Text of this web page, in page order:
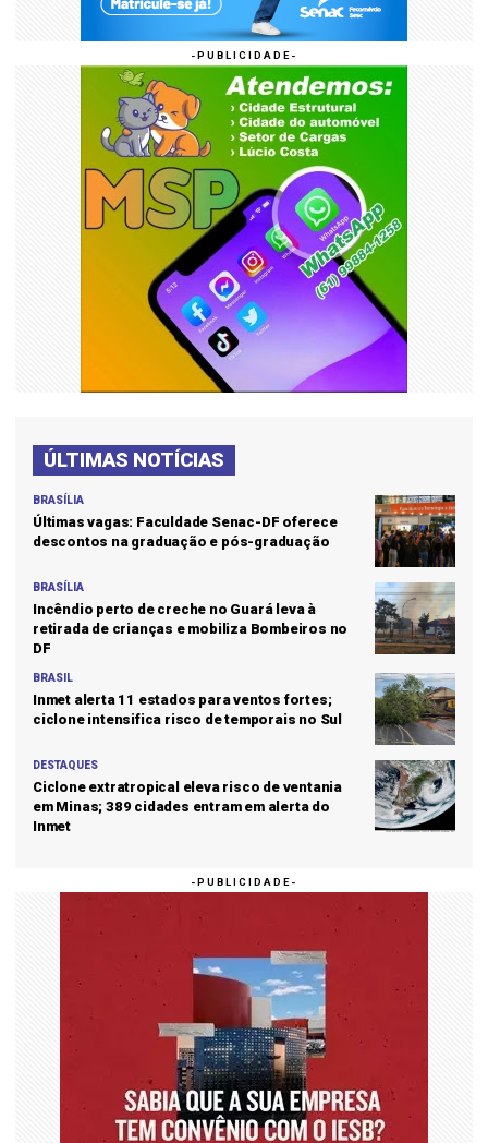
ÚLTIMAS NOTÍCIAS
BRASÍLIA
Últimas vagas: Faculdade Senac-DF oferece
descontos na graduação e pós-graduação
BRASÍLIA
Incêndio perto de creche no Guará leva à
retirada de crianças e mobiliza Bombeiros no
DF
BRASIL
Inmet alerta 11 estados para ventos fortes;
ciclone intensifica risco de temporais no Sul
DESTAQUES
Ciclone extratropical eleva risco de ventania
em Minas; 389 cidades entram em alerta do
Inmet